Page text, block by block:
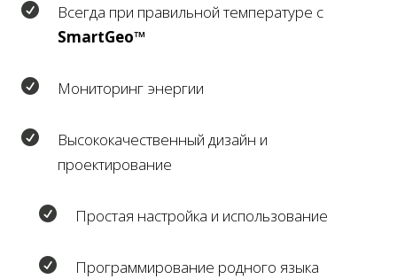

Всегда при правильной температуре с
SmartGeo™
 Мониторинг энергии

Высококачественный дизайн и
проектирование
 Простая настройка и использование
 Программирование родного языка